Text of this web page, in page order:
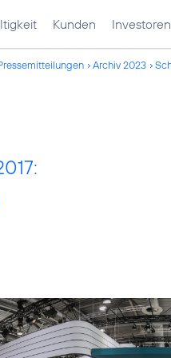
Kunden Investoren
Archiv 2023